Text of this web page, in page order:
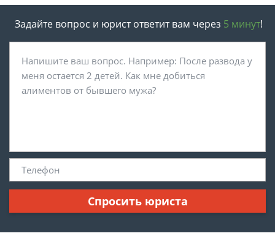
Задайте вопрос и юрист ответит вам через 5 минут!
Спросить юриста